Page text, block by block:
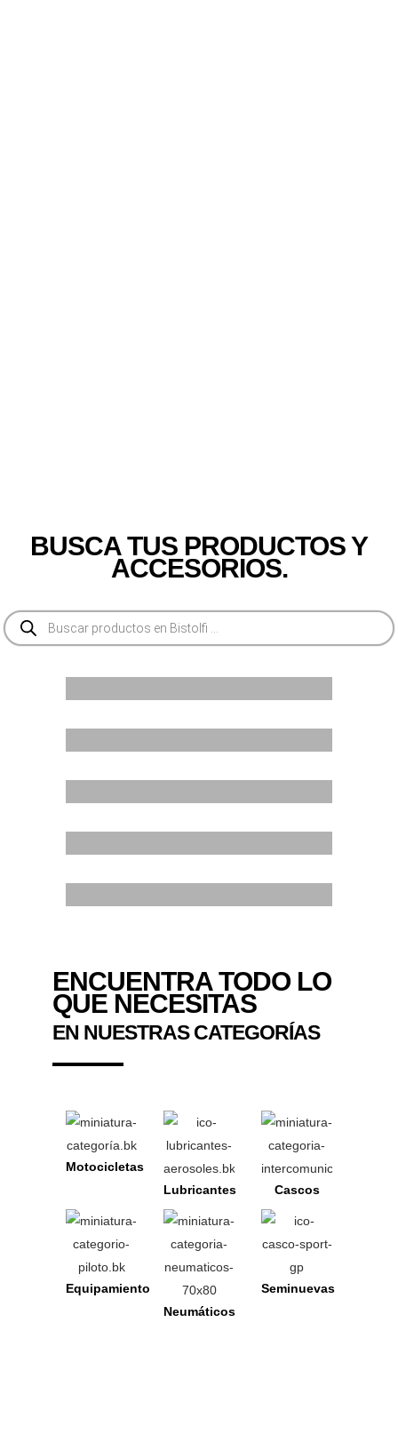
BUSCA TUS PRODUCTOS Y
ACCESORIOS.
Búsqueda
de
productos
LIGHT
POWERFULL
ELEGANT
TRIBUTE TO
RACING
THE LUXURY OF
FREEDOM
ENCUENTRA TODO LO
QUE NECESITAS
EN NUESTRAS CATEGORÍAS
Motocicletas
Lubricantes
Cascos
Equipamiento
Neumáticos
Seminuevas